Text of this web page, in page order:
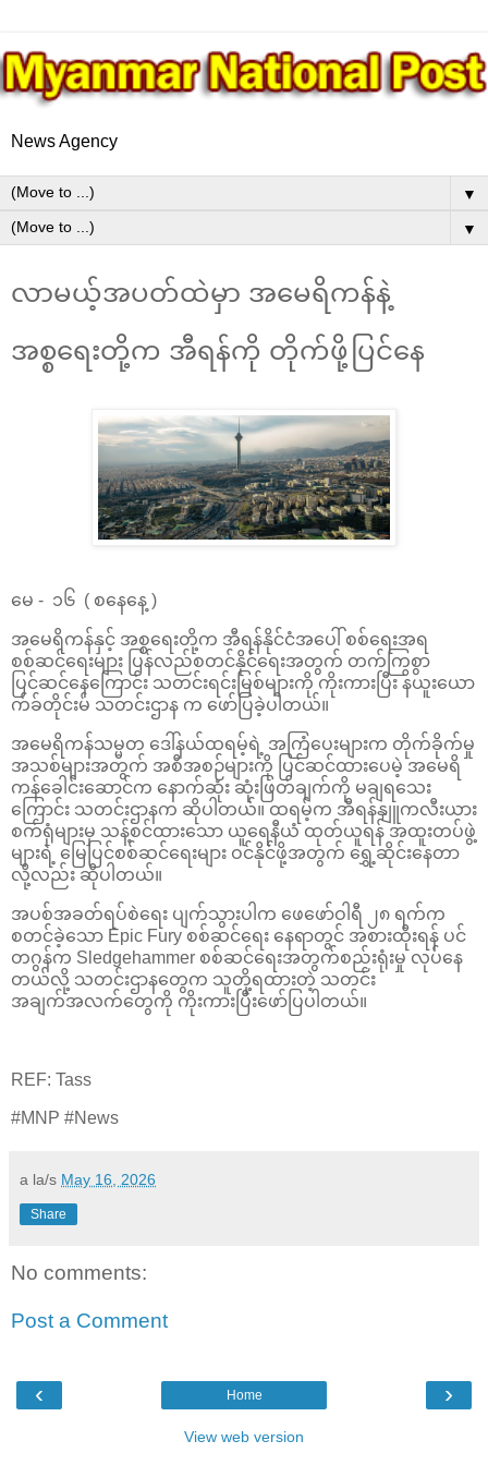
News Agency
▼
▼
လာမယ့်အပတ်ထဲမှာ အမေရိကန်နဲ့
အစ္စရေးတို့က အီရန်ကို တိုက်ဖို့ပြင်နေ
မေ - ၁၆ ( စနေနေ့ )
အမေရိကန်နှင့် အစ္စရေးတို့က အီရန်နိုင်ငံအပေါ် စစ်ရေးအရ
စစ်ဆင်ရေးများ ပြန်လည်စတင်နိုင်ရေးအတွက် တက်ကြွစွာ
ပြင်ဆင်နေကြောင်း သတင်းရင်းမြစ်များကို ကိုးကားပြီး နယူးယော
က်ခ်တိုင်းမ် သတင်းဌာန က ဖော်ပြခဲ့ပါတယ်။
အမေရိကန်သမ္မတ ဒေါ်နယ်ထရမ့်ရဲ့ အကြံပေးများက တိုက်ခိုက်မှု
အသစ်များအတွက် အစီအစဉ်များကို ပြင်ဆင်ထားပေမဲ့ အမေရိ
ကန်ခေါင်းဆောင်က နောက်ဆုံး ဆုံးဖြတ်ချက်ကို မချရသေး
ကြောင်း သတင်းဌာနက ဆိုပါတယ်။ ထရမ့်က အီရန်နျူကလီးယား
စက်ရုံများမှ သန့်စင်ထားသော ယူရေနီယံ ထုတ်ယူရန် အထူးတပ်ဖွဲ့
များရဲ့ မြေပြင်စစ်ဆင်ရေးများ ဝင်နိုင်ဖို့အတွက် ရွှေ့ဆိုင်းနေတာ
လို့လည်း ဆိုပါတယ်။
အပစ်အခတ်ရပ်စဲရေး ပျက်သွားပါက ဖေဖော်ဝါရီ ၂၈ ရက်က
စတင်ခဲ့သော Epic Fury စစ်ဆင်ရေး နေရာတွင် အစားထိုးရန် ပင်
တဂွန်က Sledgehammer စစ်ဆင်ရေးအတွက်စည်းရုံးမှု လုပ်နေ
တယ်လို့ သတင်းဌာနတွေက သူတို့ရထားတဲ့ သတင်း
အချက်အလက်တွေကို ကိုးကားပြီးဖော်ပြပါတယ်။
REF: Tass
#MNP #News
a la/s May 16, 2026
Share
No comments:
Post a Comment
‹ ›
Home
View web version